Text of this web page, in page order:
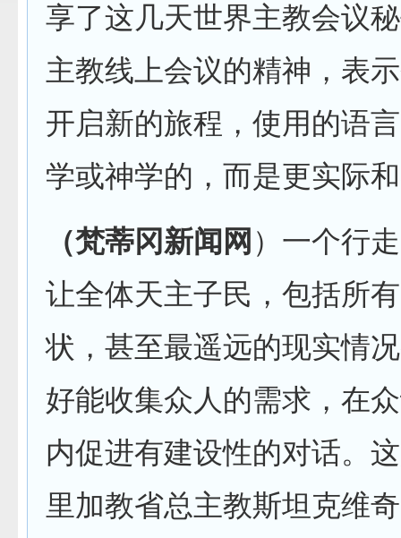
享了这几天世界主教会议
主教线上会议的精神，表
开启新的旅程，使用的语
学或神学的，而是更实际
（梵蒂冈新闻网 ）一个行
让全体天主子民，包括所
状，甚至最遥远的现实情
好能收集众人的需求，在
内促进有建设性的对话。
里加教省总主教斯坦克维